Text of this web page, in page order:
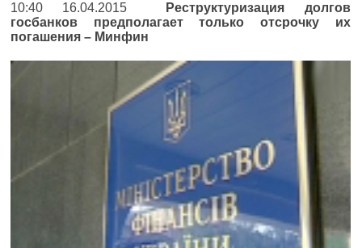
10:40 16.04.2015
Реструктуризация долгов
госбанков предполагает только отсрочку их
погашения – Минфин